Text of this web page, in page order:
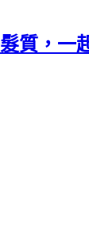
質，一